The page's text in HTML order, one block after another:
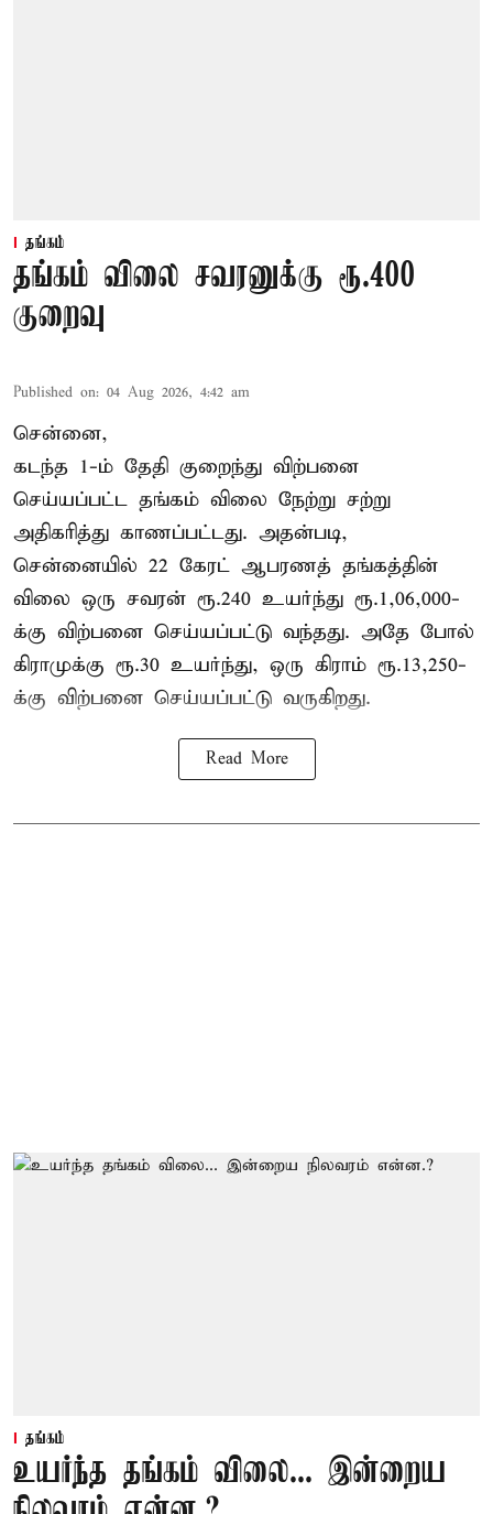
தங்கம்
தங்கம் விலை சவரனுக்கு ரூ.400
குறைவு
Published on: 04 Aug 2026, 4:42 am
சென்னை,
கடந்த 1-ம் தேதி குறைந்து விற்பனை
செய்யப்பட்ட தங்கம் விலை நேற்று சற்று
அதிகரித்து காணப்பட்டது. அதன்படி,
சென்னையில் 22 கேரட் ஆபரணத் தங்கத்தின்
விலை ஒரு சவரன் ரூ.240 உயர்ந்து ரூ.1,06,000-
க்கு விற்பனை செய்யப்பட்டு வந்தது. அதே போல்
கிராமுக்கு ரூ.30 உயர்ந்து, ஒரு கிராம் ரூ.13,250-
க்கு விற்பனை செய்யப்பட்டு வருகிறது.
Read More
தங்கம்
உயர்ந்த தங்கம் விலை... இன்றைய